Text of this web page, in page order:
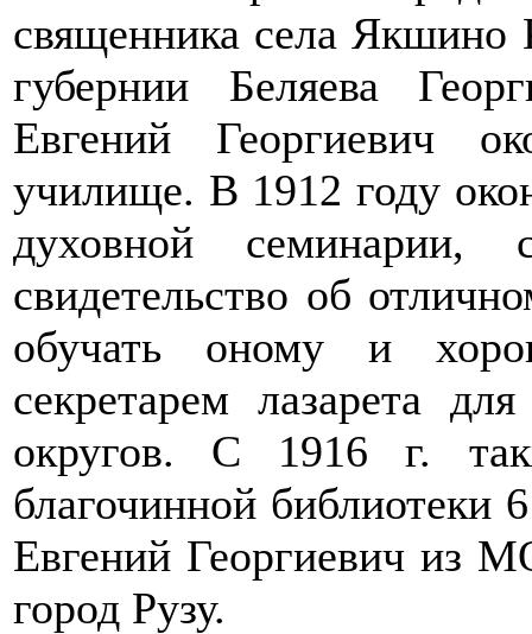
священника села Якшино
губернии Беляева
Евгений Георгиевич
училище. В 1912 году
духовной семинарии,
свидетельство об
обучать оному и
секретарем лазарета
округов. С 1916 г.
благочинной библиотеки
Евгений Георгиевич из
город Рузу.